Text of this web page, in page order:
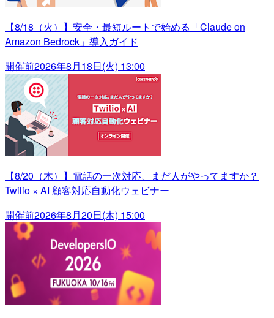
【8/18（火）】安全・最短ルートで始める「Claude on
Amazon Bedrock」導入ガイド
開催前2026年8月18日(火) 13:00
【8/20（木）】電話の一次対応、まだ人がやってますか？
Twilio × AI 顧客対応自動化ウェビナー
開催前2026年8月20日(木) 15:00